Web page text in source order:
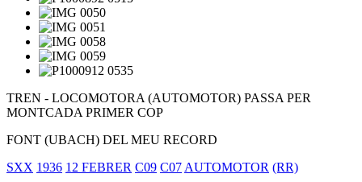
TREN - LOCOMOTORA (AUTOMOTOR) PASSA PER
MONTCADA PRIMER COP
FONT (UBACH) DEL MEU RECORD
SXX 1936 12 FEBRER C09 C07 AUTOMOTOR (RR)